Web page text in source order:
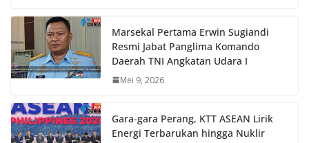
Marsekal Pertama Erwin Sugiandi
Resmi Jabat Panglima Komando
Daerah TNI Angkatan Udara I
Mei 9, 2026
Gara-gara Perang, KTT ASEAN Lirik
Energi Terbarukan hingga Nuklir